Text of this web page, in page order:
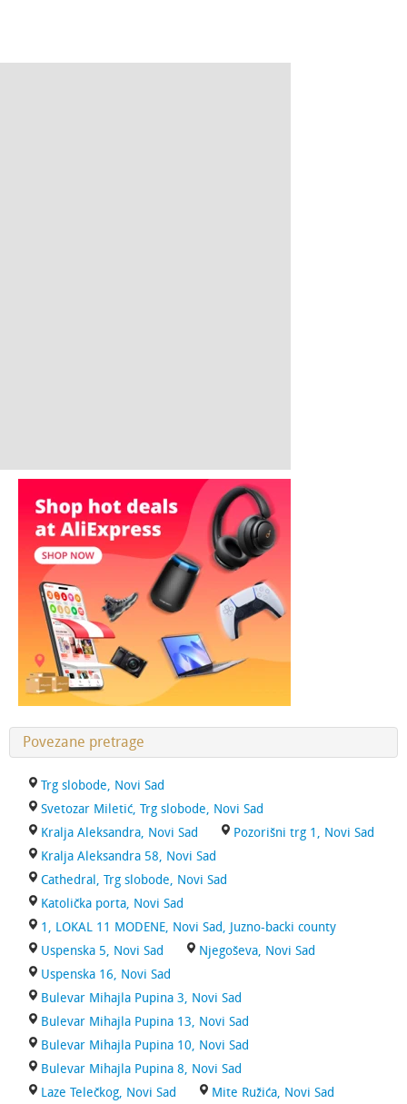
Povezane pretrage
Trg slobode, Novi Sad
Svetozar Miletić, Trg slobode, Novi Sad
Kralja Aleksandra, Novi Sad
Pozorišni trg 1, Novi Sad
Kralja Aleksandra 58, Novi Sad
Cathedral, Trg slobode, Novi Sad
Katolička porta, Novi Sad
1, LOKAL 11 MODENE, Novi Sad, Juzno-backi county
Uspenska 5, Novi Sad
Njegoševa, Novi Sad
Uspenska 16, Novi Sad
Bulevar Mihajla Pupina 3, Novi Sad
Bulevar Mihajla Pupina 13, Novi Sad
Bulevar Mihajla Pupina 10, Novi Sad
Bulevar Mihajla Pupina 8, Novi Sad
Laze Telečkog, Novi Sad
Mite Ružića, Novi Sad